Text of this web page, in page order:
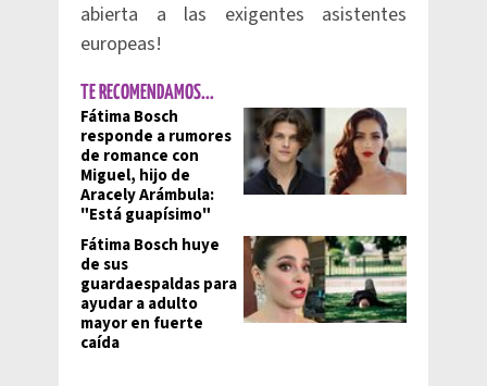
abierta a las exigentes asistentes
europeas!
TE RECOMENDAMOS...
Fátima Bosch
responde a rumores
de romance con
Miguel, hijo de
Aracely Arámbula:
"Está guapísimo"
Fátima Bosch huye
de sus
guardaespaldas para
ayudar a adulto
mayor en fuerte
caída